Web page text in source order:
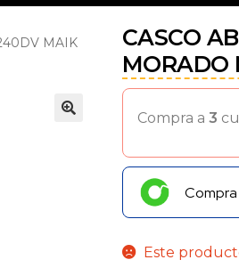
MAIK
CASCO
MORADO
Compra a 3
Este